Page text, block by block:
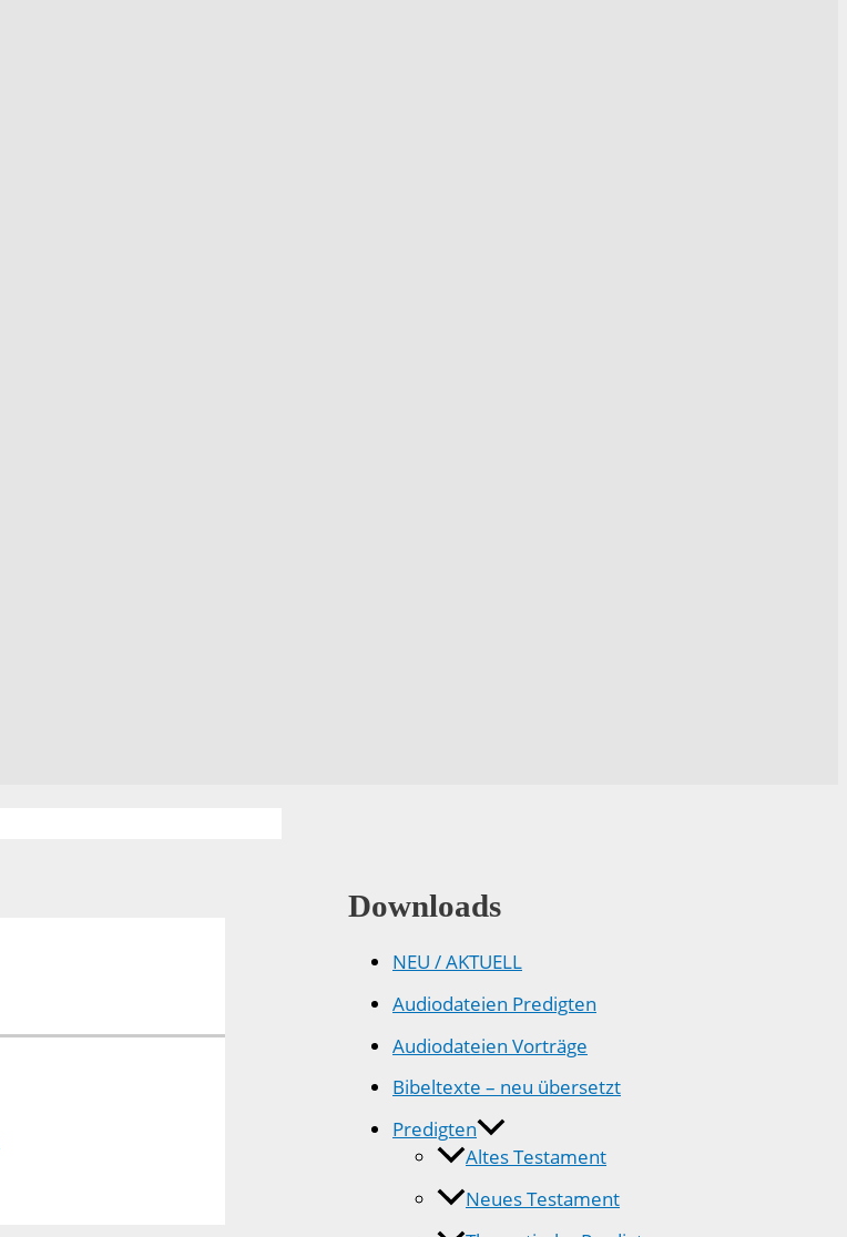
Downloads
NEU / AKTUELL
Audiodateien Predigten
Audiodateien Vorträge
Bibeltexte – neu übersetzt
Predigten
Altes Testament
Neues Testament